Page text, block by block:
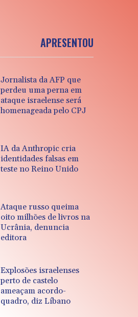
APRESENTOU
Jornalista da AFP que
perdeu uma perna em
ataque israelense será
homenageada pelo CPJ
IA da Anthropic cria
identidades falsas em
teste no Reino Unido
Ataque russo queima
oito milhões de livros na
Ucrânia, denuncia
editora
Explosões israelenses
perto de castelo
ameaçam acordo-
quadro, diz Líbano